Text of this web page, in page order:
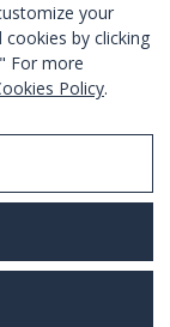
your
by clicking
For more
Policy.